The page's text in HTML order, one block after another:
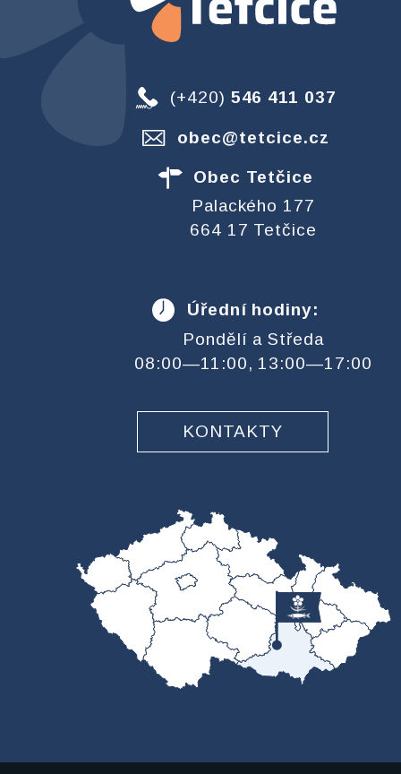
(+420) 546 411 037
obec@tetcice.cz
Obec Tetčice
Palackého 177
664 17 Tetčice
Úřední hodiny:
Pondělí a Středa
08:00—11:00, 13:00—17:00
KONTAKTY